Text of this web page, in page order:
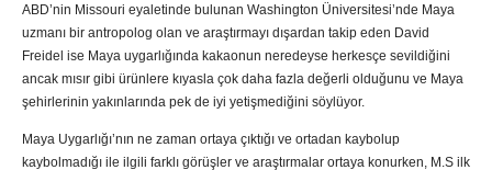
ABD’nin Missouri eyaletinde bulunan Washington Üniversitesi’nde Maya
uzmanı bir antropolog olan ve araştırmayı dışardan takip eden David
Freidel ise Maya uygarlığında kakaonun neredeyse herkesçe sevildiğini
ancak mısır gibi ürünlere kıyasla çok daha fazla değerli olduğunu ve Maya
şehirlerinin yakınlarında pek de iyi yetişmediğini söylüyor.
Maya Uygarlığı’nın ne zaman ortaya çıktığı ve ortadan kaybolup
kaybolmadığı ile ilgili farklı görüşler ve araştırmalar ortaya konurken, M.S ilk